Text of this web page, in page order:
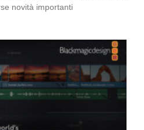
novità importanti